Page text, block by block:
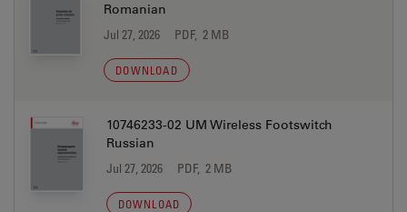
Romanian
Jul 27, 2026 PDF, 2 MB
DOWNLOAD
10746233-02 UM Wireless Footswitch
Russian
Jul 27, 2026 PDF, 2 MB
DOWNLOAD